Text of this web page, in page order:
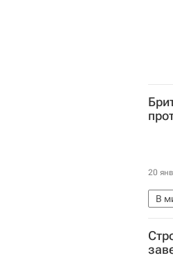
20
В